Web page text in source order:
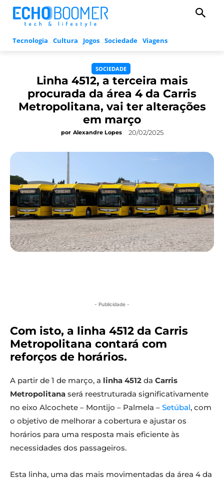
Tecnologia Cultura Jogos Sociedade Viagens
SOCIEDADE
Linha 4512, a terceira mais
procurada da área 4 da Carris
Metropolitana, vai ter alterações
em março
por Alexandre Lopes 20/02/2025
- Publicidade -
Com isto, a linha 4512 da Carris
Metropolitana contará com
reforços de horários.
A partir de 1 de março, a linha 4512 da Carris
Metropolitana será reestruturada significativamente
no eixo Alcochete – Montijo – Palmela – Setúbal, com
o objetivo de melhorar a cobertura e ajustar os
horários para uma resposta mais eficiente às
necessidades dos passageiros.
Esta linha, uma das mais movimentadas da área 4 da